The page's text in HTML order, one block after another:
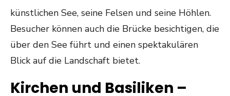
künstlichen See, seine Felsen und seine Höhlen.
Besucher können auch die Brücke besichtigen, die
über den See führt und einen spektakulären
Blick auf die Landschaft bietet.
Kirchen und Basiliken –